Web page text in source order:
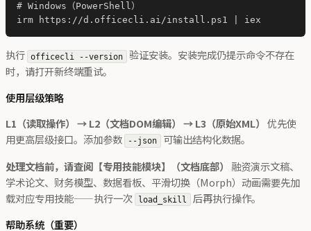
# Windows（PowerShell）
执行 officecli --version 验证安装。安装完成仍提示命令不存在
时，请打开新终端重试。
使用层级策略
L1（读取操作） → L2（文档DOM编辑） → L3（原始XML） 优先使
用更高层级接口。添加参数
--json 可输出结构化数据。
处理文档前，请查阅【专用技能模块】（文档底部）
融资演示文稿、
学术论文、财务模型、数据看板、平滑切换（Morph）动画需要先加
载对应专用技能——执行一次
load_skill 后再执行操作。
帮助系统（重要）